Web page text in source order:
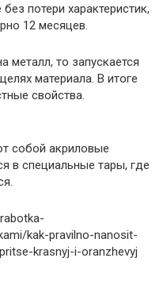
потери характеристик,
12 месяцев.
металл, то запускается
материала. В итоге
свойства.
собой акриловые
в специальные тары, где
kak-pravilno-nanosit-
krasnyj-i-oranzhevyj